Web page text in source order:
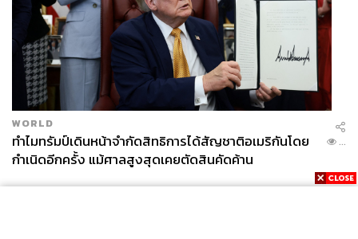
WORLD
ทำไมทรัมป์เดินหน้าจำกัดสิทธิการได้สัญชาติอเมริกันโดย
กำเนิดอีกครั้ง แม้ศาลสูงสุดเคยตัดสินคัดค้าน
...